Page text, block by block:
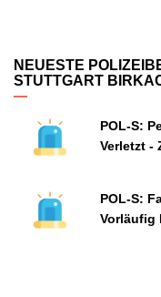
NEUESTE
STUTTGART
POL-S:
Verletzt -
POL-S:
Vorläufig